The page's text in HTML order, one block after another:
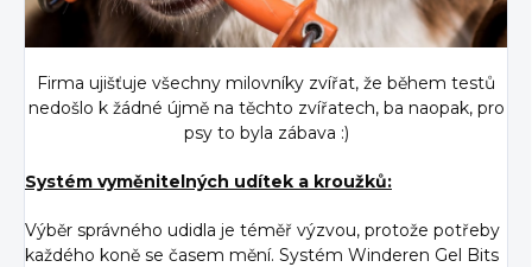
Firma ujišťuje všechny milovníky zvířat, že během testů
nedošlo k žádné újmě na těchto zvířatech, ba naopak, pro
psy to byla zábava :)
Systém vyměnitelných udítek a kroužků:
Výběr správného udidla je téměř výzvou, protože potřeby
každého koně se časem mění. Systém Winderen Gel Bits